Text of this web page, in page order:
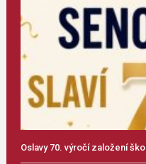
Oslavy 70. výročí založení